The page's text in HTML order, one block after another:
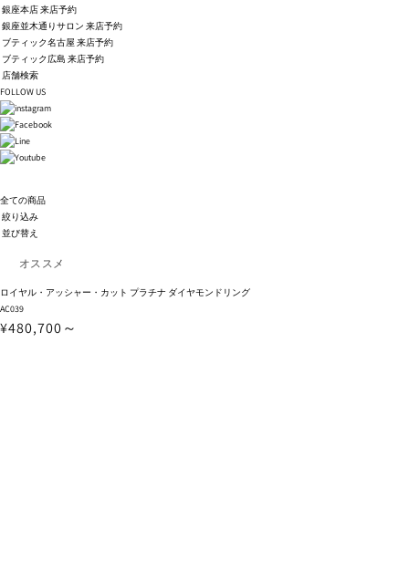
銀座本店 来店予約
銀座並木通りサロン 来店予約
ブティック名古屋 来店予約
ブティック広島 来店予約
店舗検索
FOLLOW US
全ての商品
絞り込み
並び替え
ロイヤル・アッシャー・カット プラチナ ダイヤモンドリング
AC039
¥480,700～